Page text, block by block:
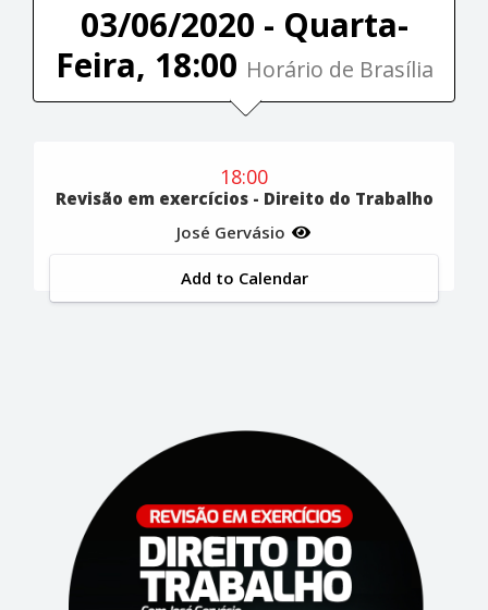
03/06/2020 - Quarta-
Feira, 18:00 Horário de Brasília
18:00
Revisão em exercícios - Direito do Trabalho
José Gervásio
Add to Calendar